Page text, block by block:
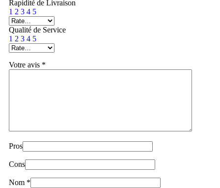
Rapidité de Livraison
1 2 3 4 5
Qualité de Service
1 2 3 4 5
Votre avis *
Pros
Cons
Nom *